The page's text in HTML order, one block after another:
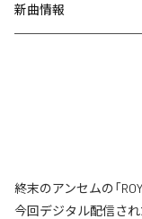
新曲情報
終末のアンセムの「
今回デジタル配信され